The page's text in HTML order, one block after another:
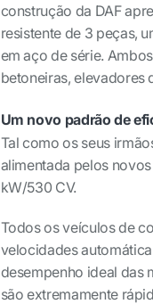
construção da DAF
resistente de 3 peças,
em aço de série.
betoneiras, elevadores
Um novo padrão de
Tal como os seus
alimentada pelos
kW/530 CV.
Todos os veículos de
velocidades
desempenho ideal das
são extremamente